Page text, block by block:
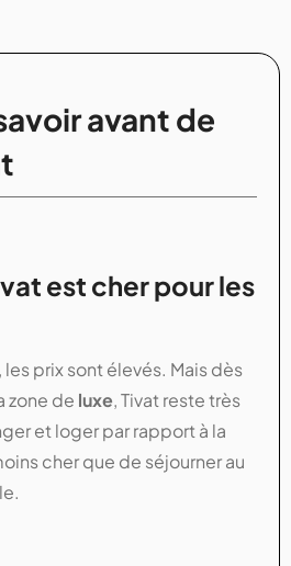
avant de
est cher pour les
prix sont élevés. Mais dès
zone de luxe, Tivat reste très
et loger par rapport à la
cher que de séjourner au